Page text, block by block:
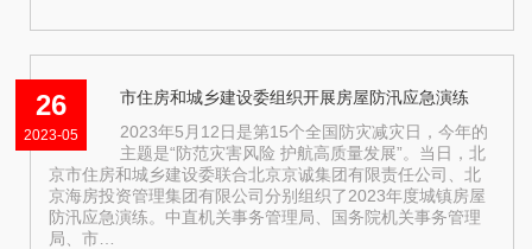
26
2023-05
市住房和城乡建设委组织开展房屋防汛应急演练
2023年5月12日是第15个全国防灾减灾日，今年的
主题是“防范灾害风险 护航高质量发展”。当日，北
京市住房和城乡建设委联合北京京诚集团有限责任公司、北
京海房投资管理集团有限公司分别组织了2023年度城镇房屋
防汛应急演练。中直机关事务管理局、国务院机关事务管理
局、市…